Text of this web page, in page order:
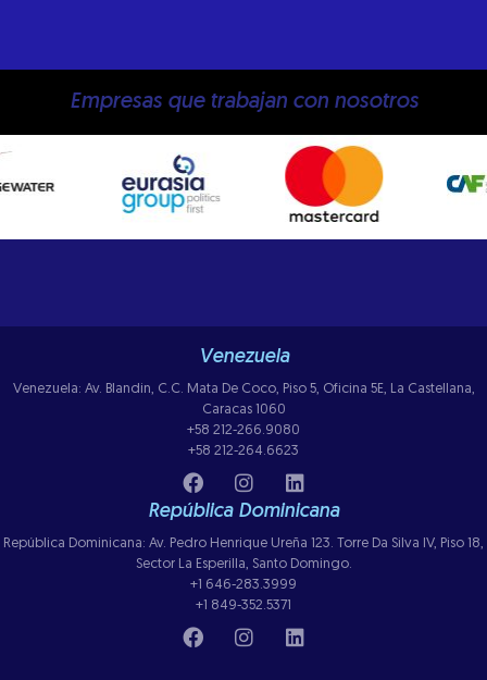
Empresas que trabajan con nosotros
Venezuela
Venezuela: Av. Blandin, C.C. Mata De Coco, Piso 5, Oficina 5E, La Castellana,
Caracas 1060
+58 212-266.9080
+58 212-264.6623
República Dominicana
República Dominicana: Av. Pedro Henrique Ureña 123. Torre Da Silva IV, Piso 18,
Sector La Esperilla, Santo Domingo.
+1 646-283.3999
+1 849-352.5371